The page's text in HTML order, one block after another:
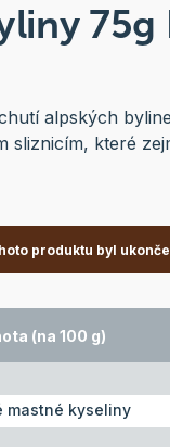
75g
alpských
sliznicím, které
produktu byl
(na 100 g)
mastné kyseliny